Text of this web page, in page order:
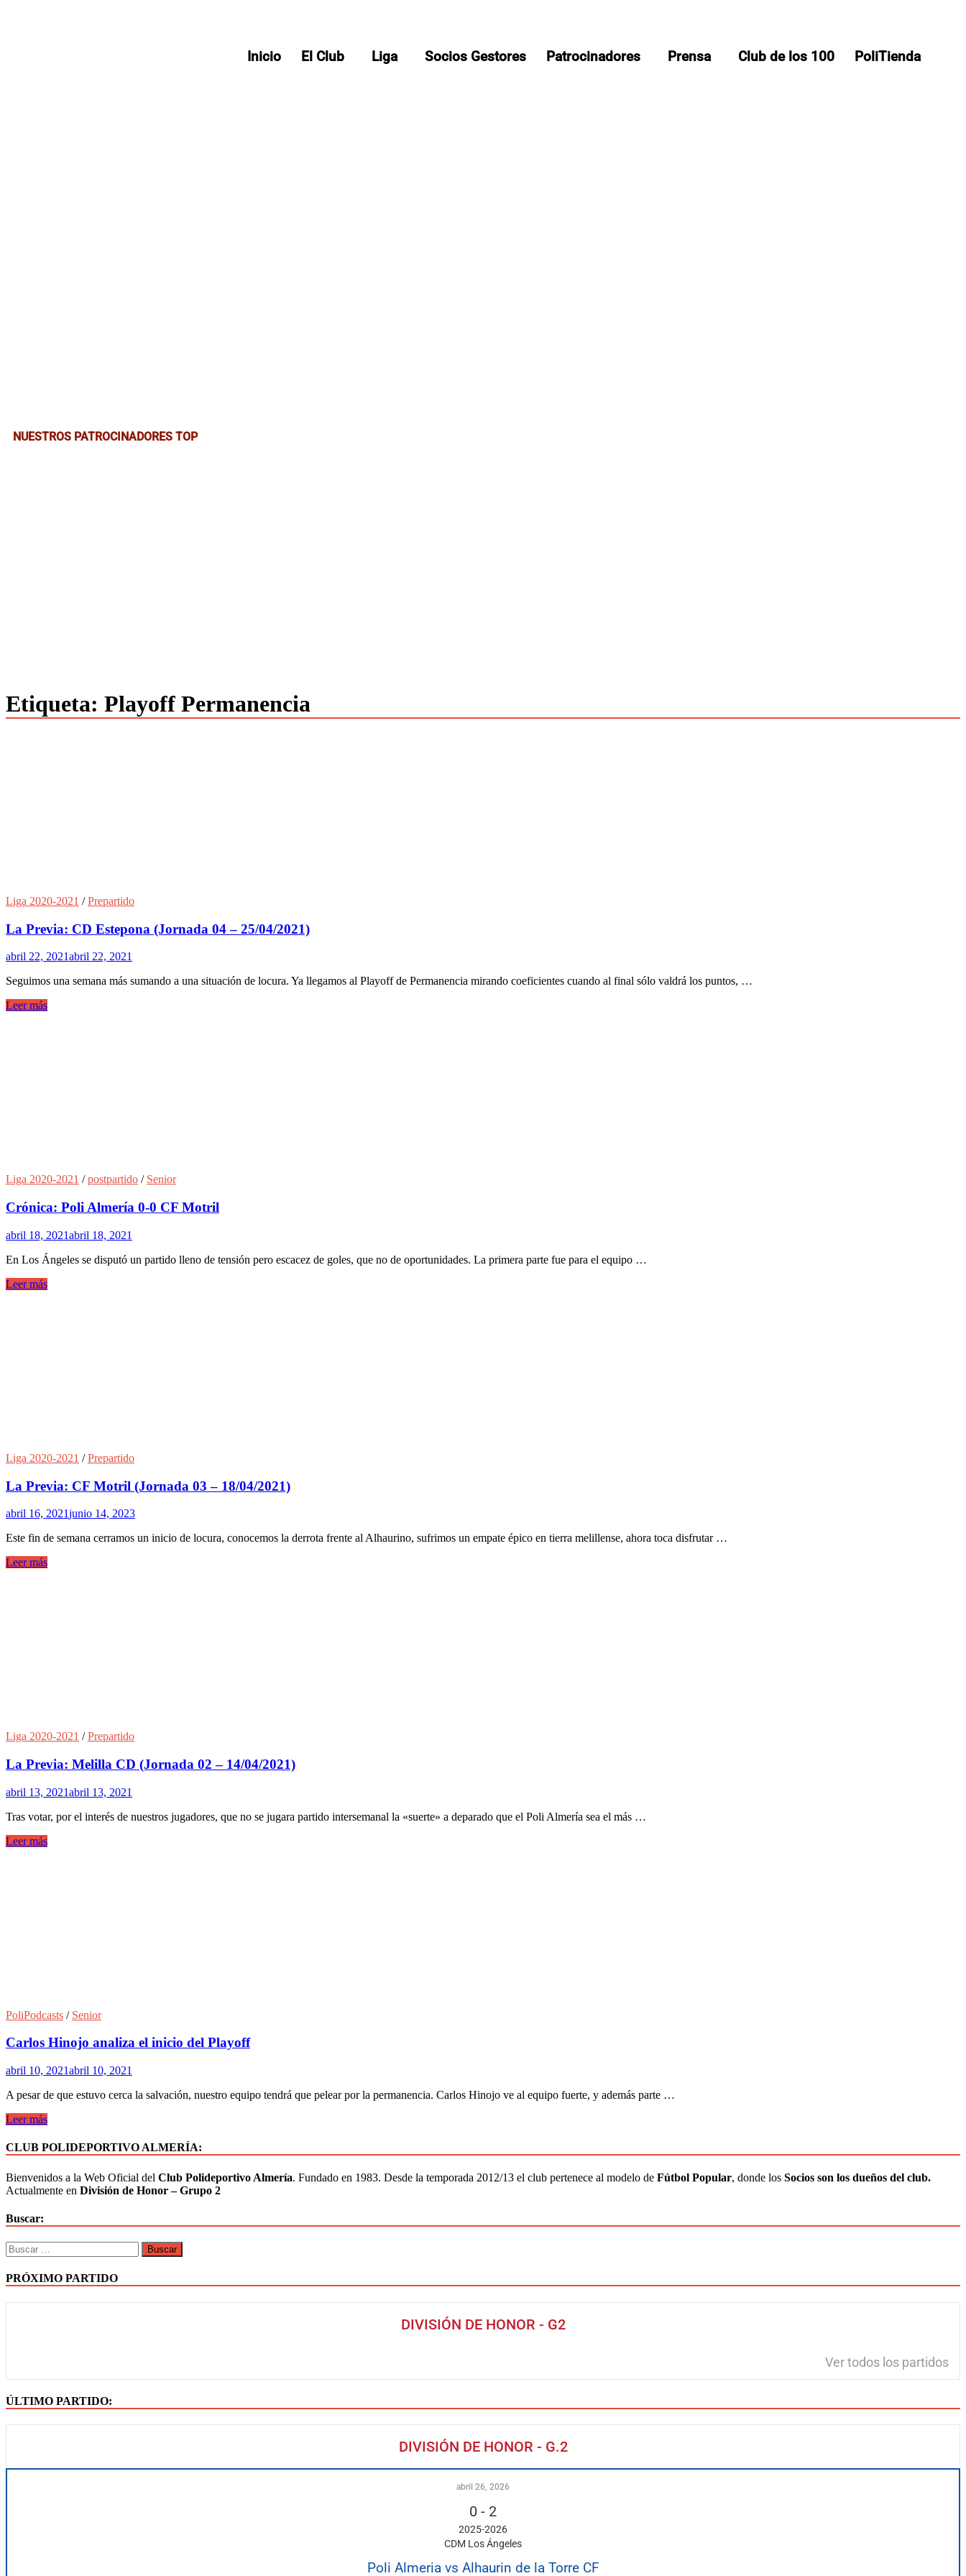
Inicio El Club Liga Socios Gestores Patrocinadores Prensa Club de los 100 PoliTienda
NUESTROS PATROCINADORES TOP
Etiqueta: Playoff Permanencia
Liga 2020-2021 /Prepartido
La Previa: CD Estepona (Jornada 04 – 25/04/2021)
abril 22, 2021abril 22, 2021
Seguimos una semana más sumando a una situación de locura. Ya llegamos al Playoff de Permanencia mirando coeficientes cuando al final sólo valdrá los puntos, …
Leer más
Liga 2020-2021 /postpartido / Senior
Crónica: Poli Almería 0-0 CF Motril
abril 18, 2021abril 18, 2021
En Los Ángeles se disputó un partido lleno de tensión pero escacez de goles, que no de oportunidades. La primera parte fue para el equipo …
Leer más
Liga 2020-2021 /Prepartido
La Previa: CF Motril (Jornada 03 – 18/04/2021)
abril 16, 2021junio 14, 2023
Este fin de semana cerramos un inicio de locura, conocemos la derrota frente al Alhaurino, sufrimos un empate épico en tierra melillense, ahora toca disfrutar …
Leer más
Liga 2020-2021 /Prepartido
La Previa: Melilla CD (Jornada 02 – 14/04/2021)
abril 13, 2021abril 13, 2021
Tras votar, por el interés de nuestros jugadores, que no se jugara partido intersemanal la «suerte» a deparado que el Poli Almería sea el más …
Leer más
PoliPodcasts / Senior
Carlos Hinojo analiza el inicio del Playoff
abril 10, 2021abril 10, 2021
A pesar de que estuvo cerca la salvación, nuestro equipo tendrá que pelear por la permanencia. Carlos Hinojo ve al equipo fuerte, y además parte …
Leer más
CLUB POLIDEPORTIVO ALMERÍA:
Bienvenidos a la Web Oficial del Club Polideportivo Almería. Fundado en 1983. Desde la temporada 2012/13 el club pertenece al modelo de Fútbol Popular, donde los Socios son los dueños del club.
Actualmente en División de Honor – Grupo 2
Buscar:
PRÓXIMO PARTIDO
DIVISIÓN DE HONOR - G2
Ver todos los partidos
ÚLTIMO PARTIDO:
DIVISIÓN DE HONOR - G.2
abril 26, 2026
0 - 2
2025-2026
CDM Los Ángeles
Poli Almeria vs Alhaurin de la Torre CF